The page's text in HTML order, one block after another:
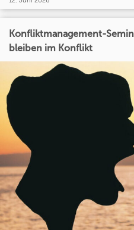
Konfliktmanagement-
bleiben im Konflikt